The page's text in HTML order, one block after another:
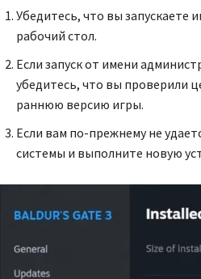
Убедитесь, что вы запускаете
рабочий стол.
Если запуск от имени
убедитесь, что вы проверили
раннюю версию игры.
Если вам по-прежнему не
системы и выполните новую